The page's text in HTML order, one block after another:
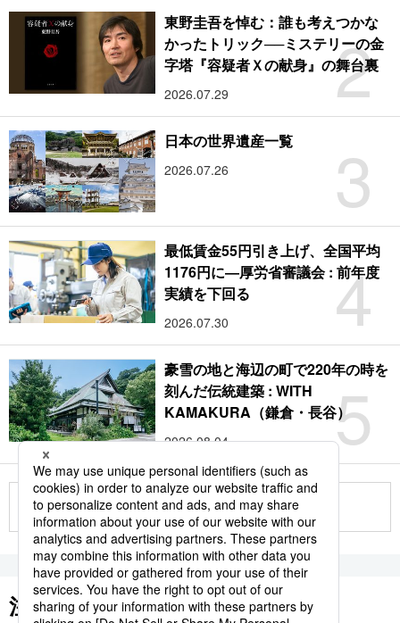
2
東野圭吾を悼む：誰も考えつかな
かったトリック──ミステリーの金
字塔『容疑者Ｘの献身』の舞台裏
2026.07.29
3
日本の世界遺産一覧
2026.07.26
4
最低賃金55円引き上げ、全国平均
1176円に―厚労省審議会 : 前年度
実績を下回る
2026.07.30
5
豪雪の地と海辺の町で220年の時を
刻んだ伝統建築 : WITH
KAMAKURA（鎌倉・長谷）
2026.08.04
もっと見る
注目のキーワード